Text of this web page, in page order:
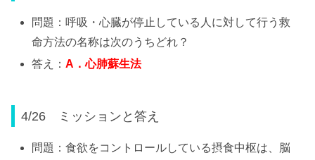
問題：呼吸・心臓が停止している人に対して行う救
命方法の名称は次のうちどれ？
答え：A ．心肺蘇生法
4/26 ミッションと答え
問題：食欲をコントロールしている摂食中枢は、脳